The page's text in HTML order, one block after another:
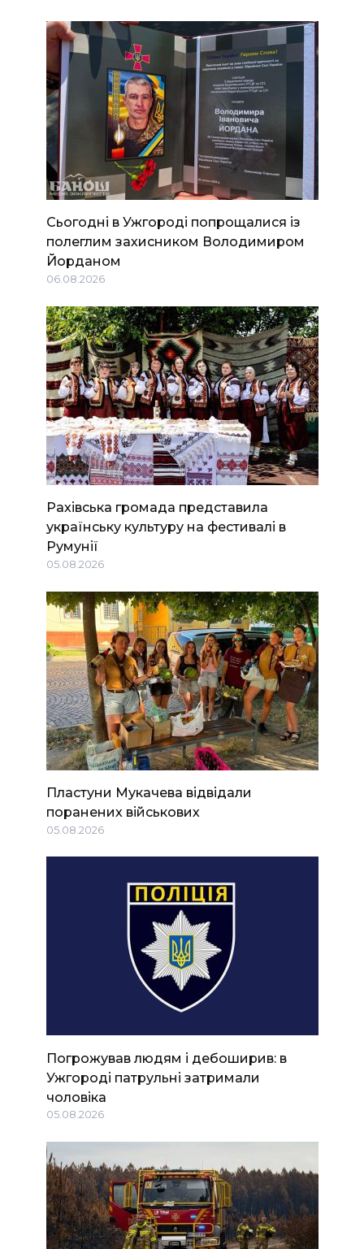
Сьогодні в Ужгороді попрощалися із
полеглим захисником Володимиром
Йорданом
06.08.2026
Рахівська громада представила
українську культуру на фестивалі в
Румунії
05.08.2026
Пластуни Мукачева відвідали
поранених військових
05.08.2026
Погрожував людям і дебоширив: в
Ужгороді патрульні затримали
чоловіка
05.08.2026